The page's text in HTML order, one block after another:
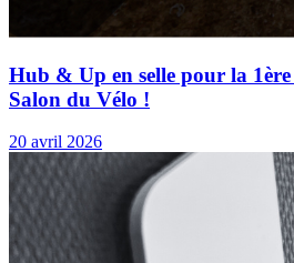
Hub & Up en selle pour la
Salon du Vélo !
20 avril 2026